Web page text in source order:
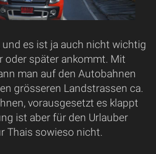
und es ist ja auch nicht wichtig
oder später ankommt. Mit
man auf den Autobahnen
grösseren Landstrassen ca.
vorausgesetzt es klappt
ist aber für den Urlauber
Thais sowieso nicht.